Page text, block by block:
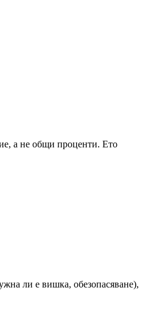
а не общи проценти. Ето
ли е вишка, обезопасяване),